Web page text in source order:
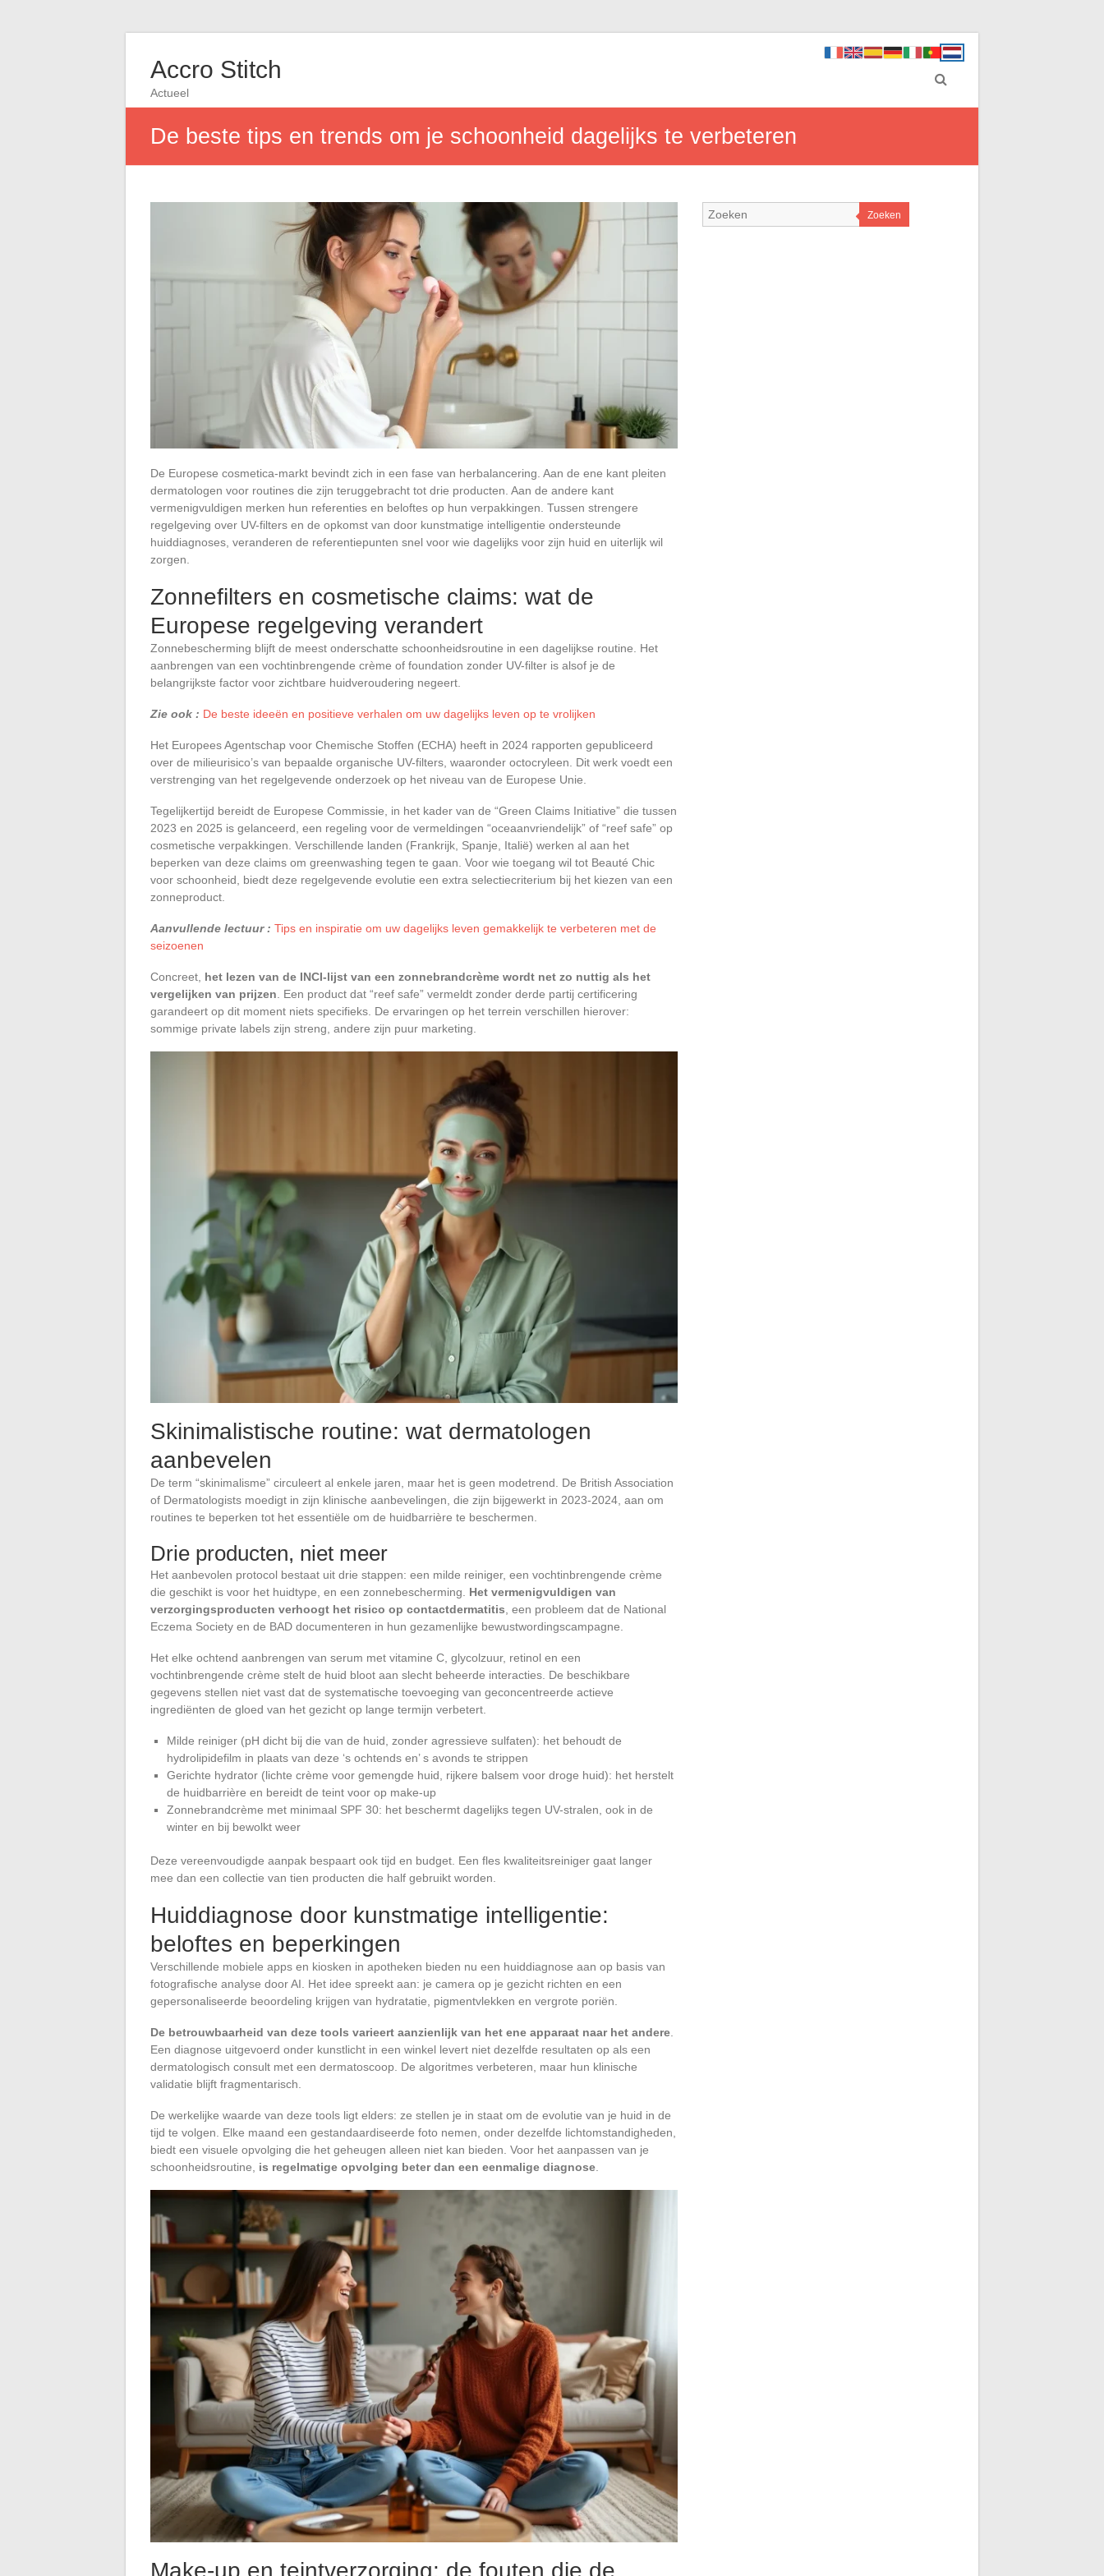
Accro Stitch
Actueel
De beste tips en trends om je schoonheid dagelijks te verbeteren
De Europese cosmetica-markt bevindt zich in een fase van herbalancering. Aan de ene kant pleiten
dermatologen voor routines die zijn teruggebracht tot drie producten. Aan de andere kant
vermenigvuldigen merken hun referenties en beloftes op hun verpakkingen. Tussen strengere
regelgeving over UV-filters en de opkomst van door kunstmatige intelligentie ondersteunde
huiddiagnoses, veranderen de referentiepunten snel voor wie dagelijks voor zijn huid en uiterlijk wil
zorgen.
Zonnefilters en cosmetische claims: wat de
Europese regelgeving verandert
Zonnebescherming blijft de meest onderschatte schoonheidsroutine in een dagelijkse routine. Het
aanbrengen van een vochtinbrengende crème of foundation zonder UV-filter is alsof je de
belangrijkste factor voor zichtbare huidveroudering negeert.
Zie ook : De beste ideeën en positieve verhalen om uw dagelijks leven op te vrolijken
Het Europees Agentschap voor Chemische Stoffen (ECHA) heeft in 2024 rapporten gepubliceerd
over de milieurisico’s van bepaalde organische UV-filters, waaronder octocryleen. Dit werk voedt een
verstrenging van het regelgevende onderzoek op het niveau van de Europese Unie.
Tegelijkertijd bereidt de Europese Commissie, in het kader van de “Green Claims Initiative” die tussen
2023 en 2025 is gelanceerd, een regeling voor de vermeldingen “oceaanvriendelijk” of “reef safe” op
cosmetische verpakkingen. Verschillende landen (Frankrijk, Spanje, Italië) werken al aan het
beperken van deze claims om greenwashing tegen te gaan. Voor wie toegang wil tot Beauté Chic
voor schoonheid, biedt deze regelgevende evolutie een extra selectiecriterium bij het kiezen van een
zonneproduct.
Aanvullende lectuur : Tips en inspiratie om uw dagelijks leven gemakkelijk te verbeteren met de
seizoenen
Concreet, het lezen van de INCI-lijst van een zonnebrandcrème wordt net zo nuttig als het
vergelijken van prijzen . Een product dat “reef safe” vermeldt zonder derde partij certificering
garandeert op dit moment niets specifieks. De ervaringen op het terrein verschillen hierover:
sommige private labels zijn streng, andere zijn puur marketing.
Skinimalistische routine: wat dermatologen
aanbevelen
De term “skinimalisme” circuleert al enkele jaren, maar het is geen modetrend. De British Association
of Dermatologists moedigt in zijn klinische aanbevelingen, die zijn bijgewerkt in 2023-2024, aan om
routines te beperken tot het essentiële om de huidbarrière te beschermen.
Drie producten, niet meer
Het aanbevolen protocol bestaat uit drie stappen: een milde reiniger, een vochtinbrengende crème
die geschikt is voor het huidtype, en een zonnebescherming. Het vermenigvuldigen van
verzorgingsproducten verhoogt het risico op contactdermatitis, een probleem dat de National
Eczema Society en de BAD documenteren in hun gezamenlijke bewustwordingscampagne.
Het elke ochtend aanbrengen van serum met vitamine C, glycolzuur, retinol en een
vochtinbrengende crème stelt de huid bloot aan slecht beheerde interacties. De beschikbare
gegevens stellen niet vast dat de systematische toevoeging van geconcentreerde actieve
ingrediënten de gloed van het gezicht op lange termijn verbetert.
Milde reiniger (pH dicht bij die van de huid, zonder agressieve sulfaten): het behoudt de
hydrolipidefilm in plaats van deze ‘s ochtends en’ s avonds te strippen
Gerichte hydrator (lichte crème voor gemengde huid, rijkere balsem voor droge huid): het herstelt
de huidbarrière en bereidt de teint voor op make-up
Zonnebrandcrème met minimaal SPF 30: het beschermt dagelijks tegen UV-stralen, ook in de
winter en bij bewolkt weer
Deze vereenvoudigde aanpak bespaart ook tijd en budget. Een fles kwaliteitsreiniger gaat langer
mee dan een collectie van tien producten die half gebruikt worden.
Huiddiagnose door kunstmatige intelligentie:
beloftes en beperkingen
Verschillende mobiele apps en kiosken in apotheken bieden nu een huiddiagnose aan op basis van
fotografische analyse door AI. Het idee spreekt aan: je camera op je gezicht richten en een
gepersonaliseerde beoordeling krijgen van hydratatie, pigmentvlekken en vergrote poriën.
De betrouwbaarheid van deze tools varieert aanzienlijk van het ene apparaat naar het andere.
Een diagnose uitgevoerd onder kunstlicht in een winkel levert niet dezelfde resultaten op als een
dermatologisch consult met een dermatoscoop. De algoritmes verbeteren, maar hun klinische
validatie blijft fragmentarisch.
De werkelijke waarde van deze tools ligt elders: ze stellen je in staat om de evolutie van je huid in de
tijd te volgen. Elke maand een gestandaardiseerde foto nemen, onder dezelfde lichtomstandigheden,
biedt een visuele opvolging die het geheugen alleen niet kan bieden. Voor het aanpassen van je
schoonheidsroutine, is regelmatige opvolging beter dan een eenmalige diagnose.
Make-up en teintverzorging: de fouten die de
Zoeken